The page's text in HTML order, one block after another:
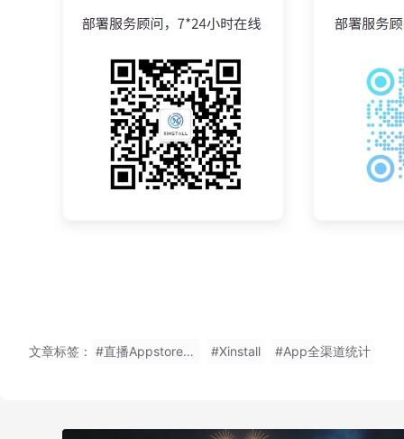
文章标签： #直播Appstore邀请来源分析 #Xinstall #App全渠道统计